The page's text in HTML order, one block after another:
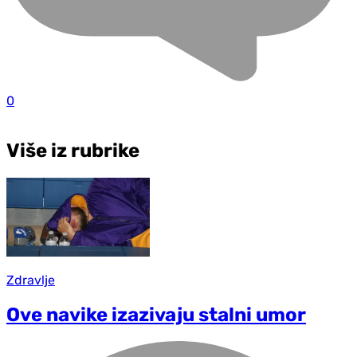
0
Više iz rubrike
Zdravlje
Ove navike izazivaju stalni umor